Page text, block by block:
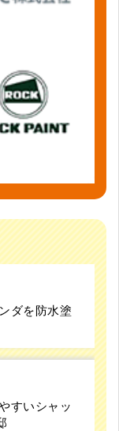
ダを防水塗
すいシャッ